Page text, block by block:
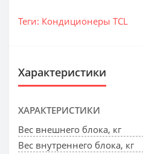
Теги: Кондиционеры TCL
Характеристики
ХАРАКТЕРИСТИКИ
Вес внешнего блока, кг
Вес внутреннего блока, кг